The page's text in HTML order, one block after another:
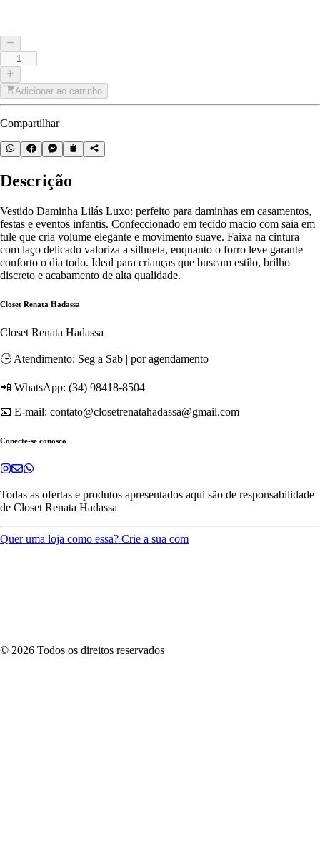
Adicionar ao carrinho
Compartilhar
Descrição
Vestido Daminha Lilás Luxo: perfeito para daminhas em casamentos,
festas e eventos infantis. Confeccionado em tecido macio com saia em
tule que cria volume elegante e movimento suave. Faixa na cintura
com laço delicado valoriza a silhueta, enquanto o forro leve garante
conforto o dia todo. Ideal para crianças que buscam estilo, brilho
discreto e acabamento de alta qualidade.
Closet Renata Hadassa
Closet Renata Hadassa
🕒 Atendimento: Seg a Sab | por agendamento
📲 WhatsApp: (34) 98418-8504
📧 E-mail: contato@closetrenatahadassa@gmail.com
Conecte-se conosco
Todas as ofertas e produtos apresentados aqui são de responsabilidade
de Closet Renata Hadassa
Quer uma loja como essa? Crie a sua com
© 2026 Todos os direitos reservados